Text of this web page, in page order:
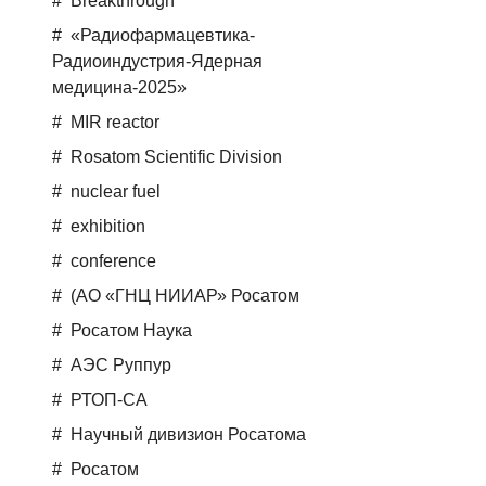
«Радиофармацевтика-
Радиоиндустрия-Ядерная
медицина-2025»
MIR reactor
Rosatom Scientific Division
nuclear fuel
exhibition
conference
(АО «ГНЦ НИИАР» Росатом
Росатом Наука
АЭС Руппур
РТОП-СА
Научный дивизион Росатома
Росатом